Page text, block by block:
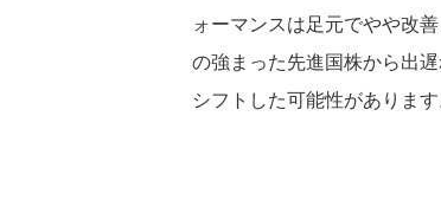
ォーマンスは足元でやや改
の強まった先進国株から出
シフトした可能性があります